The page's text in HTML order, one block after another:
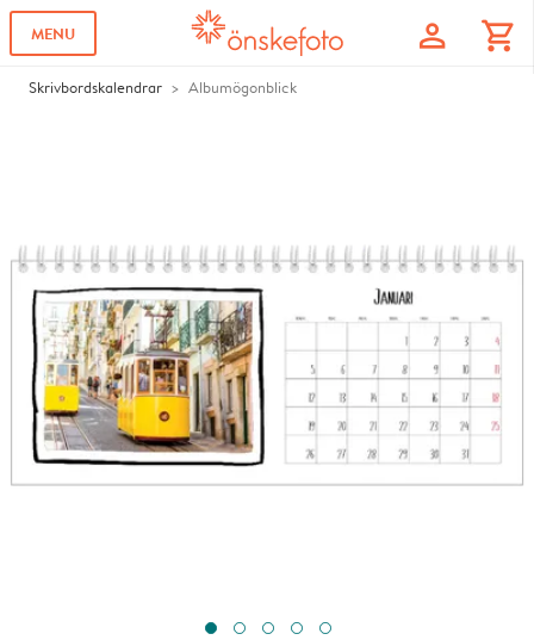
MENU profile shopping_cart
Skrivbordskalendrar Albumögonblick